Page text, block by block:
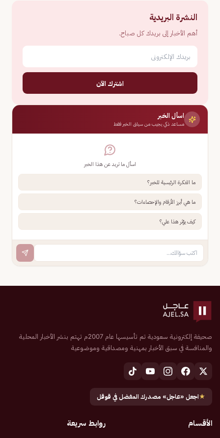
النشرة البريدية
أهم الأخبار إلى بريدك كل صباح.
اشترك الآن
اسأل الخبر
مساعد ذكي يجيب من سياق الخبر فقط
اسأل ما تريد عن هذا الخبر
ما الفكرة الرئيسية للخبر؟
ما هي أبرز الأرقام والإحصاءات؟
كيف يؤثر هذا علي؟
صحيفة إلكترونية سعودية تم تأسيسها عام 2007م تهتم بنشر الأخبار المحلية
والمنافسة في سبق الأخبار بمهنية ومصداقية وموضوعية
★اجعل «عاجل» مصدرك المفضل في قوقل
الأقسام روابط سريعة